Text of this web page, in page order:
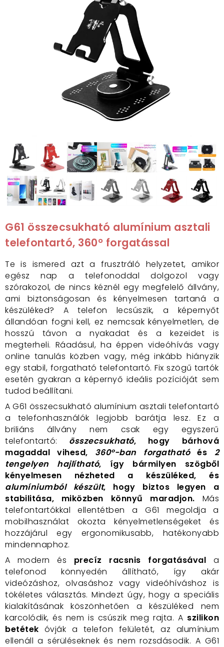
G61 összecsukható alumínium asztali
telefontartó, 360° forgatással
Te is ismered azt a frusztráló helyzetet, amikor
egész nap a telefonoddal dolgozol vagy
szórakozol, de nincs kéznél egy megfelelő állvány,
ami biztonságosan és kényelmesen tartaná a
készüléked? A telefon lecsúszik, a képernyőt
állandóan fogni kell, ez nemcsak kényelmetlen, de
hosszú távon a nyakadat és a kezeidet is
megterheli. Ráadásul, ha éppen videóhívás vagy
online tanulás közben vagy, még inkább hiányzik
egy stabil, forgatható telefontartó. Fix szögű tartók
esetén gyakran a képernyő ideális pozícióját sem
tudod beállítani.
A G61 összecsukható alumínium asztali telefontartó
a telefonhasználók legjobb barátja lesz. Ez a
briliáns állvány nem csak egy egyszerű
telefontartó: összecsukható, hogy bárhová
magaddal vihesd, 360°-ban forgathatóés 2
tengelyen hajlítható, így bármilyen szögből
kényelmesen nézheted a készüléked, és
alumíniumból készült, hogy biztos legyen a
stabilitása, miközben könnyű maradjon. Más
telefontartókkal ellentétben a G61 megoldja a
mobilhasználat okozta kényelmetlenségeket és
hozzájárul egy ergonomikusabb, hatékonyabb
mindennaphoz.
A modern és precíz racsnis forgatásával a
telefonod könnyedén állítható, így akár
videózáshoz, olvasáshoz vagy videóhíváshoz is
tökéletes választás. Mindezt úgy, hogy a speciális
kialakításának köszönhetően a készüléked nem
karcolódik, és nem is csúszik meg rajta. A szilikon
betétek óvják a telefon felületét, az alumínium
ellenáll a sérüléseknek és nem rozsdásodik. A G61